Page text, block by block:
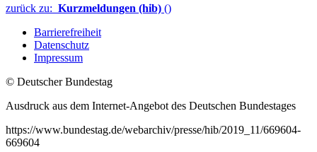
zurück zu: Kurzmeldungen (hib) ()
Barrierefreiheit
Datenschutz
Impressum
© Deutscher Bundestag
Ausdruck aus dem Internet-Angebot des Deutschen Bundestages
https://www.bundestag.de/webarchiv/presse/hib/2019_11/669604-
669604